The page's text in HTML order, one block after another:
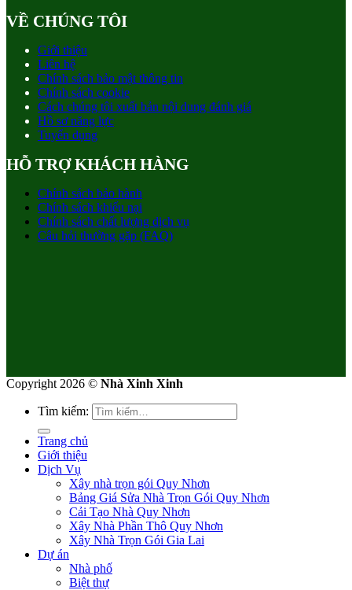
VỀ CHÚNG TÔI
Giới thiệu
Liên hệ
Chính sách bảo mật thông tin
Chính sách cookie
Cách chúng tôi xuất bản nội dung đánh giá
Hồ sơ năng lực
Tuyển dụng
HỖ TRỢ KHÁCH HÀNG
Chính sách bảo hành
Chính sách khiếu nại
Chính sách chất lượng dịch vụ
Câu hỏi thường gặp (FAQ)
Copyright 2026 © Nhà Xinh Xinh
Tìm kiếm:
Trang chủ
Giới thiệu
Dịch Vụ
Xây nhà trọn gói Quy Nhơn
Bảng Giá Sửa Nhà Trọn Gói Quy Nhơn
Cải Tạo Nhà Quy Nhơn
Xây Nhà Phần Thô Quy Nhơn
Xây Nhà Trọn Gói Gia Lai
Dự án
Nhà phố
Biệt thự